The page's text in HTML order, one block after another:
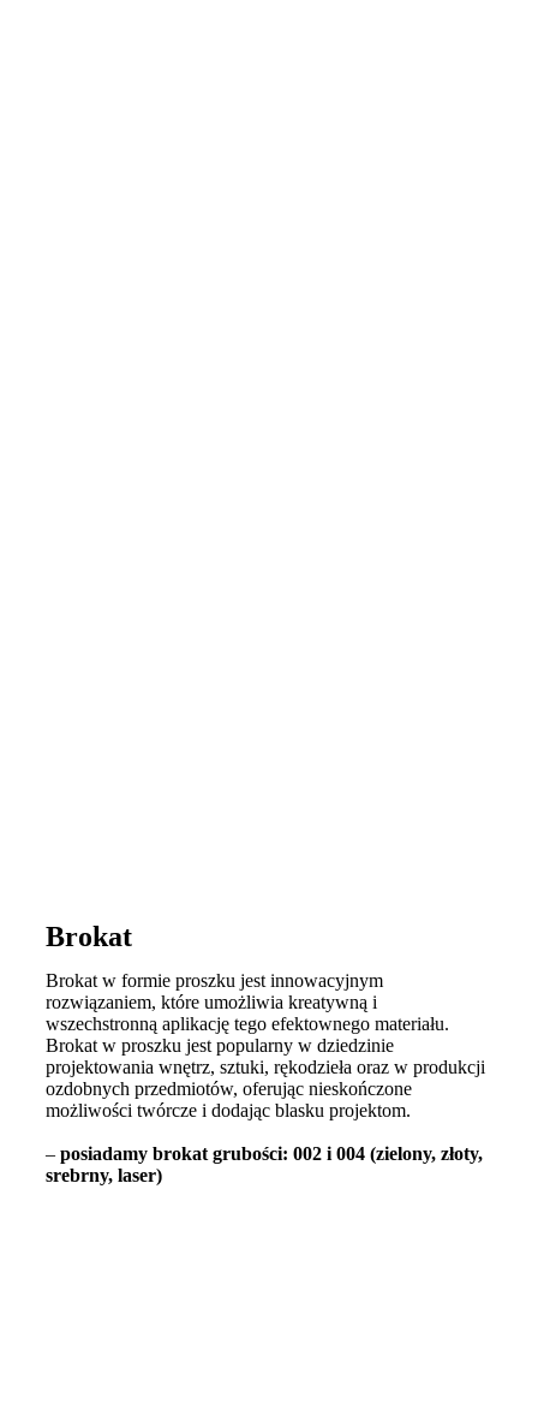
Brokat
Brokat w formie proszku jest innowacyjnym
rozwiązaniem, które umożliwia kreatywną i
wszechstronną aplikację tego efektownego materiału.
Brokat w proszku jest popularny w dziedzinie
projektowania wnętrz, sztuki, rękodzieła oraz w produkcji
ozdobnych przedmiotów, oferując nieskończone
możliwości twórcze i dodając blasku projektom.
– posiadamy brokat grubości: 002 i 004 (zielony, złoty,
srebrny, laser)